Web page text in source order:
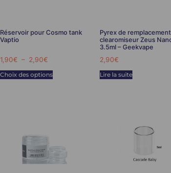
Réservoir pour Cosmo tank
Vaptio
1,90€ – 2,90€
Choix des options
Pyrex de
clearomiseur Zeus
3.5ml – Geekvape
2,90€
Lire la suite